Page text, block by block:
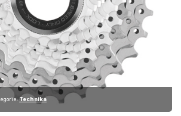
Technika